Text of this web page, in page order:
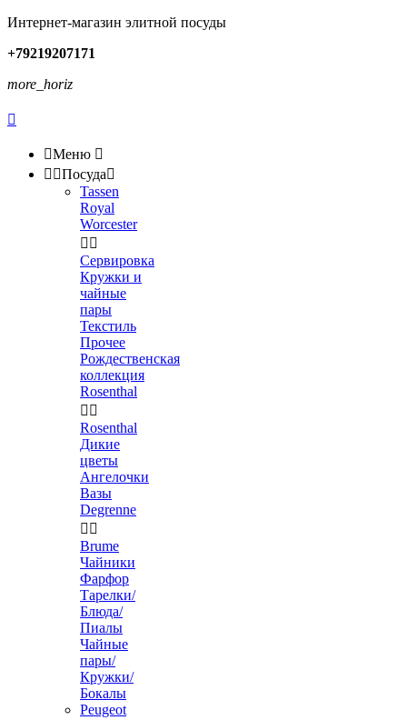
Интернет-магазин элитной посуды
+79219207171
more_horiz

Меню 
 Посуда
Tassen
Royal
Worcester
 
Сервировка
Кружки и
чайные
пары
Текстиль
Прочее
Рождественская
коллекция
Rosenthal
 
Rosenthal
Дикие
цветы
Ангелочки
Вазы
Degrenne
 
Brume
Чайники
Фарфор
Тарелки/
Блюда/
Пиалы
Чайные
пары/
Кружки/
Бокалы
Peugeot